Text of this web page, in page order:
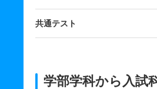
共通テスト
学部学科から入試